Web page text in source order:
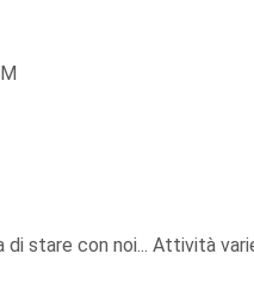
stare con noi... Attività